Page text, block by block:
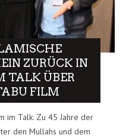
ZURÜCK IN
TALK ÜBER
FILM
im Talk. Zu 45 Jahre der
den Mullahs und dem